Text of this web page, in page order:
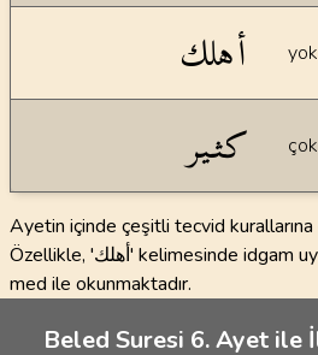
أهلك
كثير çok
Ayetin içinde çeşitli tecvid
Özellikle, 'أهلك' kelimesinde idgam uygulanırken, 'مال' kelimesi
med ile okunmaktadır.
Beled Suresi 6. Ayet